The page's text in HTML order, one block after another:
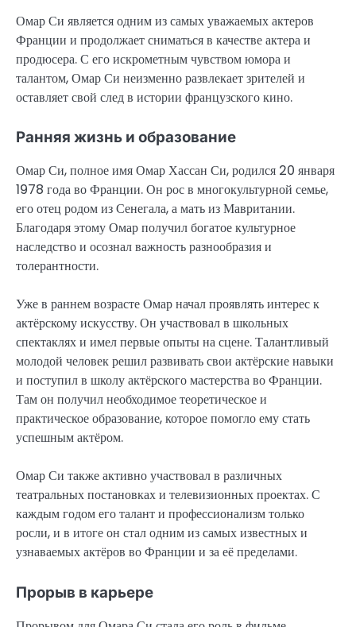
Омар Си является одним из самых уважаемых актеров
Франции и продолжает сниматься в качестве актера и
продюсера. С его искрометным чувством юмора и
талантом, Омар Си неизменно развлекает зрителей и
оставляет свой след в истории французского кино.
Ранняя жизнь и образование
Омар Си, полное имя Омар Хассан Си, родился 20 января
1978 года во Франции. Он рос в многокультурной семье,
его отец родом из Сенегала, а мать из Мавритании.
Благодаря этому Омар получил богатое культурное
наследство и осознал важность разнообразия и
толерантности.
Уже в раннем возрасте Омар начал проявлять интерес к
актёрскому искусству. Он участвовал в школьных
спектаклях и имел первые опыты на сцене. Талантливый
молодой человек решил развивать свои актёрские навыки
и поступил в школу актёрского мастерства во Франции.
Там он получил необходимое теоретическое и
практическое образование, которое помогло ему стать
успешным актёром.
Омар Си также активно участвовал в различных
театральных постановках и телевизионных проектах. С
каждым годом его талант и профессионализм только
росли, и в итоге он стал одним из самых известных и
узнаваемых актёров во Франции и за её пределами.
Прорыв в карьере